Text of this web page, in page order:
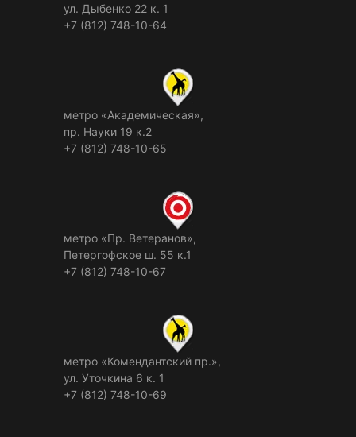
ул. Дыбенко 22 к. 1
+7 (812) 748-10-64
метро «Академическая»,
пр. Науки 19 к.2
+7 (812) 748-10-65
метро «Пр. Ветеранов»,
Петергофское ш. 55 к.1
+7 (812) 748-10-67
метро «Комендантский пр.»,
ул. Уточкина 6 к. 1
+7 (812) 748-10-69